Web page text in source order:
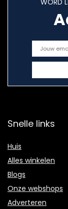
WORD
Snelle links
Huis
Alles winkelen
Blogs
Onze webshops
Adverteren